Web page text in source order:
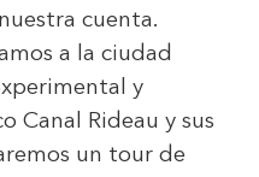
cuenta.
a la ciudad
y
Canal Rideau y sus
un tour de